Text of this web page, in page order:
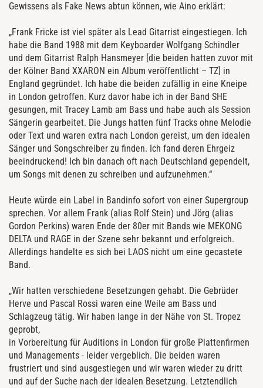
Gewissens als Fake News abtun können, wie Aino erklärt:
„Frank Fricke ist viel später als Lead Gitarrist eingestiegen. Ich
habe die Band 1988 mit dem Keyboarder Wolfgang Schindler
und dem Gitarrist Ralph Hansmeyer [die beiden hatten zuvor mit
der Kölner Band XXARON ein Album veröffentlicht – TZ] in
England gegründet. Ich habe die beiden zufällig in eine Kneipe
in London getroffen. Kurz davor habe ich in der Band SHE
gesungen, mit Tracey Lamb am Bass und habe auch als Session
Sängerin gearbeitet. Die Jungs hatten fünf Tracks ohne Melodie
oder Text und waren extra nach London gereist, um den idealen
Sänger und Songschreiber zu finden. Ich fand deren Ehrgeiz
beeindruckend! Ich bin danach oft nach Deutschland gependelt,
um Songs mit denen zu schreiben und aufzunehmen.“
Heute würde ein Label in Bandinfo sofort von einer Supergroup
sprechen. Vor allem Frank (alias Rolf Stein) und Jörg (alias
Gordon Perkins) waren Ende der 80er mit Bands wie MEKONG
DELTA und RAGE in der Szene sehr bekannt und erfolgreich.
Allerdings handelte es sich bei LAOS nicht um eine gecastete
Band.
„Wir hatten verschiedene Besetzungen gehabt. Die Gebrüder
Herve und Pascal Rossi waren eine Weile am Bass und
Schlagzeug tätig. Wir haben lange in der Nähe von St. Tropez
geprobt,
in Vorbereitung für Auditions in London für große Plattenfirmen
und Managements - leider vergeblich. Die beiden waren
frustriert und sind ausgestiegen und wir waren wieder zu dritt
und auf der Suche nach der idealen Besetzung. Letztendlich